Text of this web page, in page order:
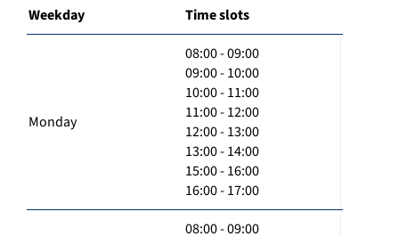
Weekday Time slots
Monday
08:00 - 09:00
09:00 - 10:00
10:00 - 11:00
11:00 - 12:00
12:00 - 13:00
13:00 - 14:00
15:00 - 16:00
16:00 - 17:00
08:00 - 09:00